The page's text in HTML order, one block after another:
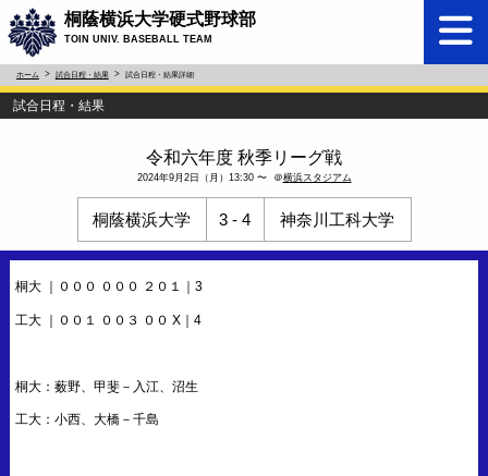
桐蔭横浜大学硬式野球部
TOIN UNIV. BASEBALL TEAM
ホーム 試合日程・結果 試合日程・結果詳細
試合日程・結果
令和六年度 秋季リーグ戦
2024年9月2日（月）13:30 〜 ＠横浜スタジアム
桐蔭横浜大学 3 - 4 神奈川工科大学
桐大 ｜０００ ０００ ２０１｜3
工大 ｜００１ ００３ ００ X｜4
桐大：薮野、甲斐－入江、沼生
工大：小西、大橋－千島